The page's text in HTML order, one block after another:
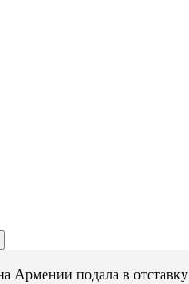
Армении подала в отставку